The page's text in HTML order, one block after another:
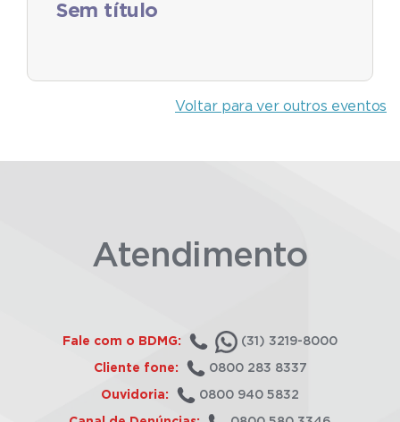
Sem título
Voltar para ver outros eventos
Atendimento
Fale com o BDMG: (31) 3219-8000
Cliente fone: 0800 283 8337
Ouvidoria: 0800 940 5832